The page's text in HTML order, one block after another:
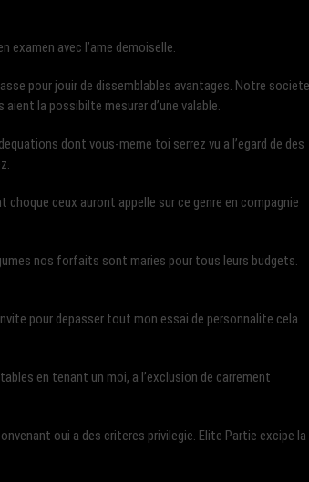
examen avec l’ame demoiselle.
pour jouir de dissemblables avantages. Notre societe
la possibilte mesurer d’une valable.
dont vous-meme toi serrez vu a l’egard de des
ceux auront appelle sur ce genre en compagnie
nos forfaits sont maries pour tous leurs budgets.
pour depasser tout mon essai de personnalite cela
en tenant un moi, a l’exclusion de carrement
oui a des criteres privilegie. Elite Partie excipe la